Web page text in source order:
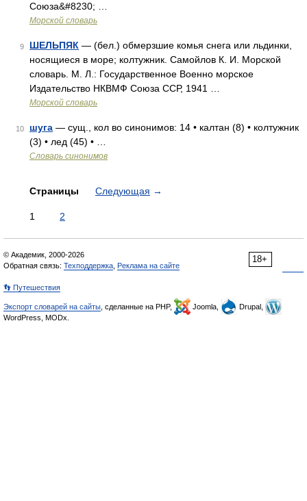
Союза&#8230; …
Морской словарь
9 ШЕЛЬПЯК — (бел.) обмерзшие комья снега или льдинки,
носящиеся в море; колтужник. Самойлов К. И. Морской
словарь. М. Л.: Государственное Военно морское
Издательство НКВМФ Союза ССР, 1941 …
Морской словарь
10 шуга — сущ., кол во синонимов: 14 • калтан (8) • колтужник
(3) • лед (45) • …
Словарь синонимов
Страницы Следующая →
1 2
18+
© Академик, 2000-2026
Обратная связь: Техподдержка Реклама на сайте
👣 Путешествия
Экспорт словарей на сайты , сделанные на PHP, Joomla,
Drupal,
WordPress, MODx.